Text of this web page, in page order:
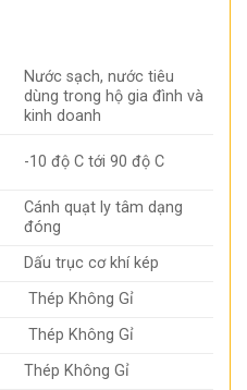
Nước sạch, nước tiêu
dùng trong hộ gia đình và
kinh doanh
-10 độ C tới 90 độ C
Cánh quạt ly tâm dạng
đóng
Dấu trục cơ khí kép
Thép Không Gỉ
Thép Không Gỉ
Thép Không Gỉ